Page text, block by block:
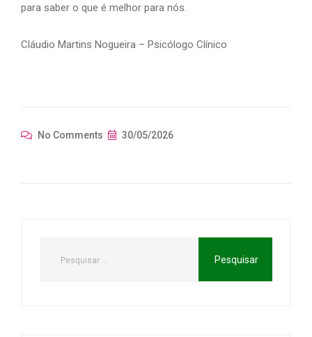
para saber o que é melhor para nós.
Cláudio Martins Nogueira – Psicólogo Clínico
No Comments 30/05/2026